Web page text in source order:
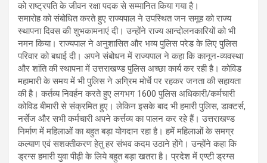
को राष्ट्रपति के जीवन रक्षा पदक से सम्मानित किया गया है।
समारोह को संबोधित करते हुए राज्यपाल ने उपस्थित जन समूह को राज्य
स्थापना दिवस की शुभकामनाएं दी। उन्होंने राज्य आन्दोलनकारियों को भी
नमन किया। राज्यपाल ने अनुशासित और भव्य पुलिस परेड के लिए पुलिस
परिवार को बधाई दी। अपने संबोधन में राज्यपाल ने कहा कि कानून-व्यवस्था
और शांति की स्थापना में उत्तराखण्ड पुलिस अच्छा कार्य कर रही है। कोविड
महामारी के समय में भी पुलिस ने अग्रिम मोर्चे पर रहकर जनता की सहायता
की है। कर्तव्य निवर्हन करते हुए लगभग 1600 पुलिस अधिकारी/कर्मचारी
कोविड बीमारी से संक्रमित हुए। लेकिन इसके बाद भी हमारी पुलिस, डाक्टर्स,
नर्सेज और सभी कर्मचारी अपने कर्त्तव्य का पालन कर रहे हैं। उत्तराखण्ड
निर्माण में महिलाओं का बहुत बड़ा योगदान रहा है। हमें महिलाओं के समग्र
कल्याण एवं सशक्तीकरण हेतु हर संभव कदम उठाने होंगे। उन्होंने कहा कि
ड्रग्स हमारी युवा पीढ़ी के लिये बहुत बड़ा खतरा है। प्रदेश में एण्टी ड्रग्स